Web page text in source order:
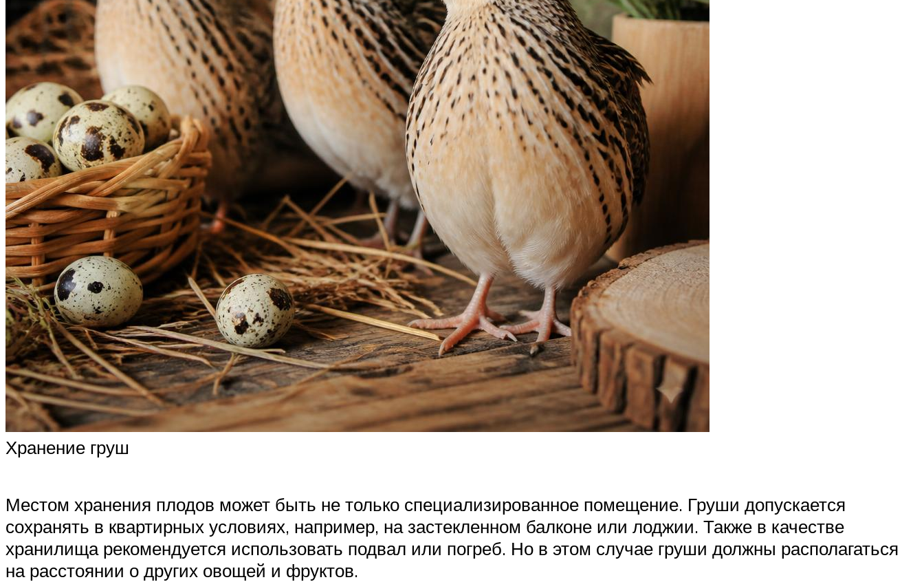
Хранение груш
Местом хранения плодов может быть не только специализированное помещение. Груши допускается
сохранять в квартирных условиях, например, на застекленном балконе или лоджии. Также в качестве
хранилища рекомендуется использовать подвал или погреб. Но в этом случае груши должны располагаться
на расстоянии о других овощей и фруктов.